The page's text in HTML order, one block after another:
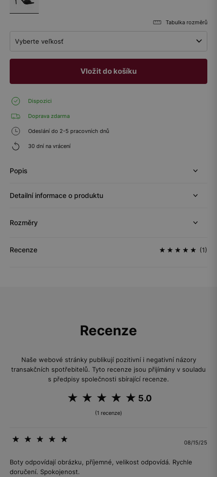
Tabulka rozměrů
Vyberte veľkosť
Vložit do košíku
Dispozici
Doprava zdarma
Odeslání do 2-5 pracovních dnů
30 dní na vrácení
Popis
Detailní informace o produktu
Rozměry
Recenze (1)
Recenze
Naše webové stránky publikují pozitivní i negativní názory
transakčních spotřebitelů. Tyto recenze jsou přijímány v souladu
s předpisy společnosti sbírající recenze.
5.0
(1 recenze)
08/15/25
Boty odpovídají obrázku, příjemné, velikost odpovídá. Rychle
doručení. Spokojenost.